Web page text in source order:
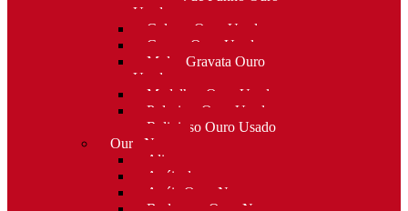
Usado
Colares Ouro Usado
Cruzes Ouro Usado
Molas Gravata Ouro
Usado
Medalhas Ouro Usado
Pulseiras Ouro Usado
Religioso Ouro Usado
Ouro Novo
Alianças
Anéis de curso
Anéis Ouro Novo